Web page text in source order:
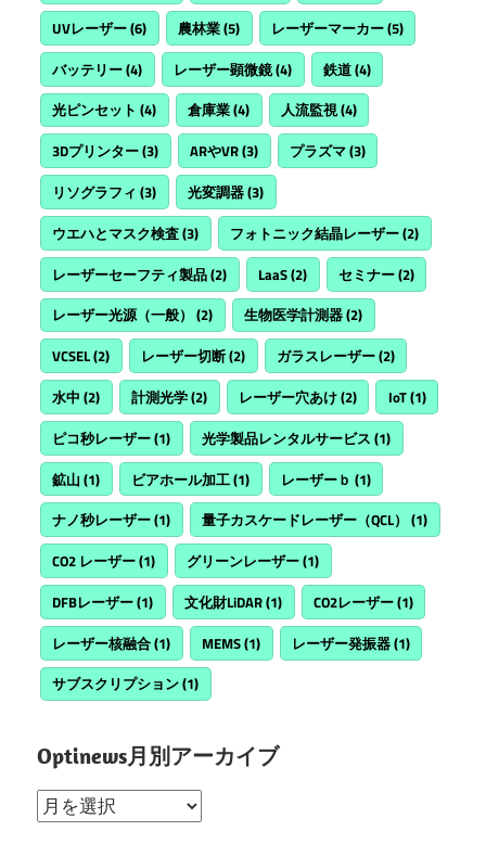
UVレーザー(6) 農林業(5) レーザーマーカー(5)
バッテリー(4) レーザー顕微鏡(4) 鉄道(4)
光ピンセット (4) 倉庫業(4) 人流監視(4)
3Dプリンター(3) ARやVR(3) プラズマ(3)
リソグラフィ (3) 光変調器(3)
ウエハとマスク検査(3) フォトニック結晶レーザー(2)
レーザーセーフティ製品(2) LaaS(2) セミナー(2)
レーザー光源（一般） (2) 生物医学計測器(2)
VCSEL(2) レーザー切断(2) ガラスレーザー(2)
水中 (2) 計測光学(2) レーザー穴あけ(2) IoT(1)
ピコ秒レーザー(1) 光学製品レンタルサービス (1)
鉱山 (1) ビアホール加工(1) レーザーｂ (1)
ナノ秒レーザー(1) 量子カスケードレーザー（QCL） (1)
CO2 レーザー(1) グリーンレーザー(1)
DFBレーザー(1) 文化財LiDAR(1) CO2レーザー(1)
レーザー核融合(1) MEMS(1) レーザー発振器(1)
サブスクリプション(1)
Optinews月別アーカイブ
Optinews